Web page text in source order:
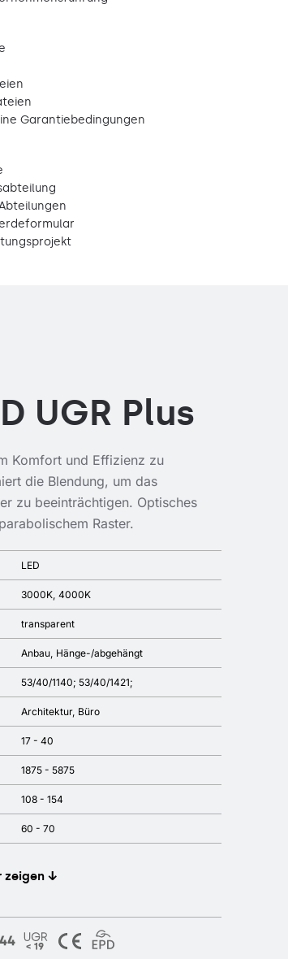
Garantiebedingungen
UGR Plus
Komfort und Effizienz zu
die Blendung, um das
zu beeinträchtigen. Optisches
Raster.
LED
3000K 4000K
transparent
Anbau Hänge-/abgehängt
53/40/1140; 53/40/1421;
Architektur Büro
17 - 40
1875 - 5875
108 - 154
60 - 70
zeigen ↓